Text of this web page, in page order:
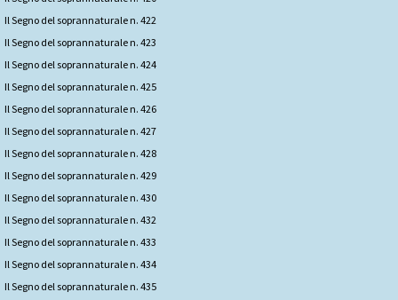
Il Segno del soprannaturale n. 422
Il Segno del soprannaturale n. 423
Il Segno del soprannaturale n. 424
Il Segno del soprannaturale n. 425
Il Segno del soprannaturale n. 426
Il Segno del soprannaturale n. 427
Il Segno del soprannaturale n. 428
Il Segno del soprannaturale n. 429
Il Segno del soprannaturale n. 430
Il Segno del soprannaturale n. 432
Il Segno del soprannaturale n. 433
Il Segno del soprannaturale n. 434
Il Segno del soprannaturale n. 435